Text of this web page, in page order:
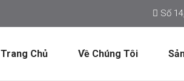
Số
Trang Chủ Về Chúng Tôi